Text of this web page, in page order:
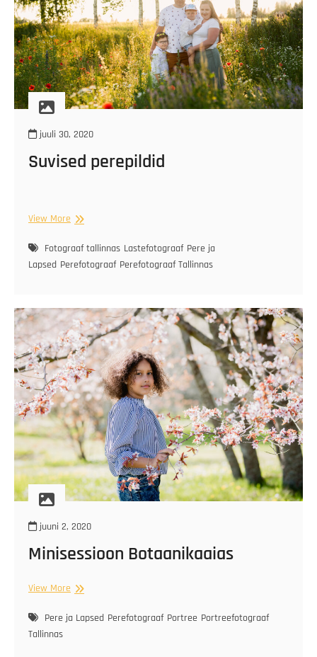
juuli 30, 2020
Suvised perepildid
View More Suvised
Fotograaf tallinnas Lastefotograaf Pere ja
Lapsed Perefotograaf Perefotograaf Tallinnas
juuni 2, 2020
Minisessioon Botaanikaaias
View More Minisessioon
Pere ja Lapsed Perefotograaf Portree Portreefotograaf
Tallinnas